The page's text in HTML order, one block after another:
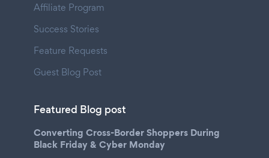
Affiliate Program
Success Stories
Feature Requests
Guest Blog Post
Featured Blog post
Converting Cross-Border Shoppers During
Black Friday & Cyber Monday